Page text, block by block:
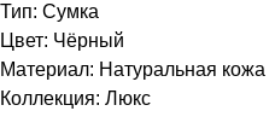
Тип: Сумка
Цвет: Чёрный
Материал: Натуральная кожа
Коллекция: Люкс